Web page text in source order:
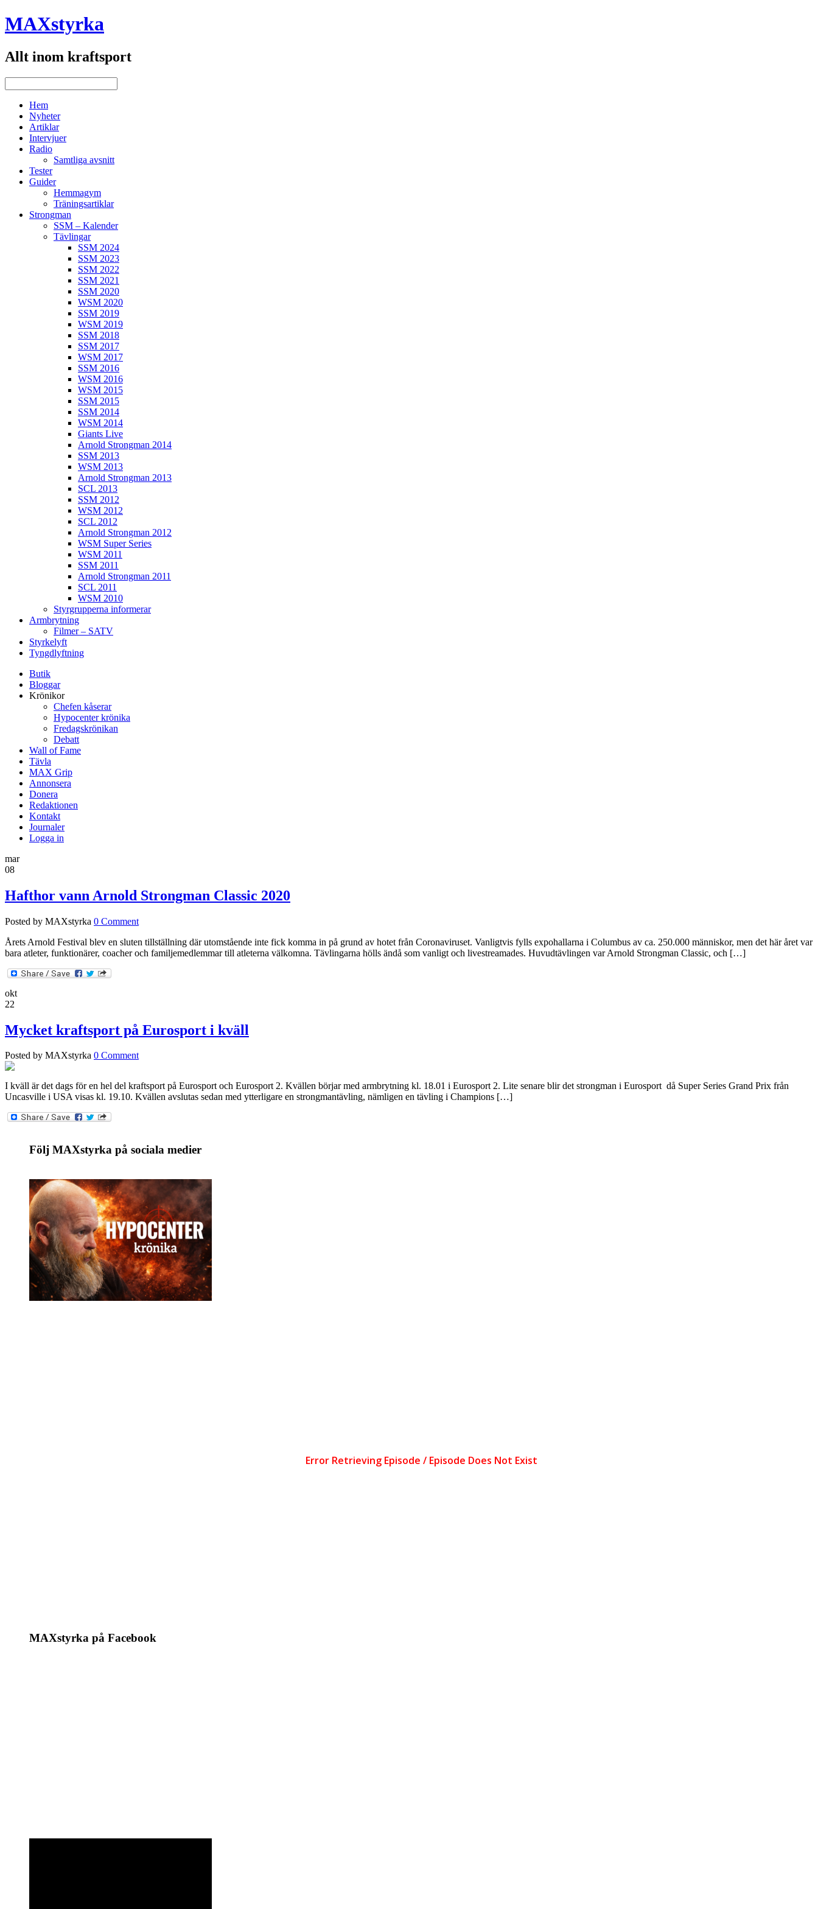
MAXstyrka
Allt inom kraftsport
Hem
Nyheter
Artiklar
Intervjuer
Radio
Samtliga avsnitt
Tester
Guider
Hemmagym
Träningsartiklar
Strongman
SSM – Kalender
Tävlingar
SSM 2024
SSM 2023
SSM 2022
SSM 2021
SSM 2020
WSM 2020
SSM 2019
WSM 2019
SSM 2018
SSM 2017
WSM 2017
SSM 2016
WSM 2016
WSM 2015
SSM 2015
SSM 2014
WSM 2014
Giants Live
Arnold Strongman 2014
SSM 2013
WSM 2013
Arnold Strongman 2013
SCL 2013
SSM 2012
WSM 2012
SCL 2012
Arnold Strongman 2012
WSM Super Series
WSM 2011
SSM 2011
Arnold Strongman 2011
SCL 2011
WSM 2010
Styrgrupperna informerar
Armbrytning
Filmer – SATV
Styrkelyft
Tyngdlyftning
Butik
Bloggar
Krönikor
Chefen kåserar
Hypocenter krönika
Fredagskrönikan
Debatt
Wall of Fame
Tävla
MAX Grip
Annonsera
Donera
Redaktionen
Kontakt
Journaler
Logga in
mar
08
Hafthor vann Arnold Strongman Classic 2020
Posted by MAXstyrka 0 Comment
Årets Arnold Festival blev en sluten tillställning där utomstående inte fick komma in på grund av hotet från Coronaviruset. Vanligtvis fylls expohallarna i Columbus av ca. 250.000 människor, men det här året var
bara atleter, funktionärer, coacher och familjemedlemmar till atleterna välkomna. Tävlingarna hölls ändå som vanligt och livestreamades. Huvudtävlingen var Arnold Strongman Classic, och […]
okt
22
Mycket kraftsport på Eurosport i kväll
Posted by MAXstyrka 0 Comment
I kväll är det dags för en hel del kraftsport på Eurosport och Eurosport 2. Kvällen börjar med armbrytning kl. 18.01 i Eurosport 2. Lite senare blir det strongman i Eurosport då Super Series Grand Prix från
Uncasville i USA visas kl. 19.10. Kvällen avslutas sedan med ytterligare en strongmantävling, nämligen en tävling i Champions […]
Följ MAXstyrka på sociala medier
MAXstyrka på Facebook